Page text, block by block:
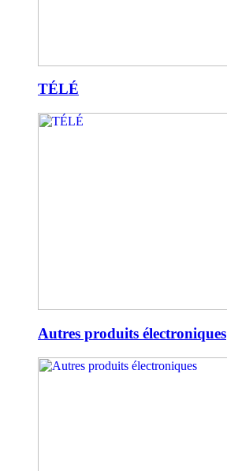
TÉLÉ
Autres produits électroniques